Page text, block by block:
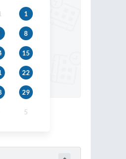
1
8
15
22
29
5